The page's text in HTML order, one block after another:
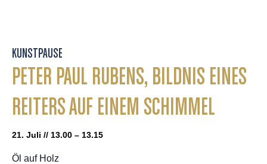
KUNSTPAUSE
PETER PAUL RUBENS, BILDNIS EINES
REITERS AUF EINEM SCHIMMEL
21. Juli // 13.00 – 13.15
Öl auf Holz